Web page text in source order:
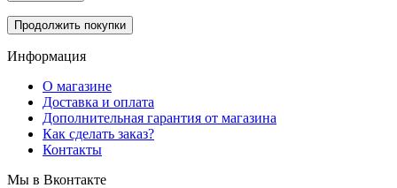
Продолжить покупки
Информация
О магазине
Доставка и оплата
Дополнительная гарантия от магазина
Как сделать заказ?
Контакты
Мы в Вконтакте